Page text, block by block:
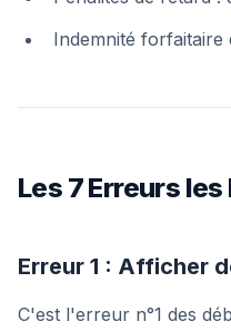
Indemnité
Les 7 Erreurs
Erreur 1 : Afficher
C'est l'erreur n°1 des